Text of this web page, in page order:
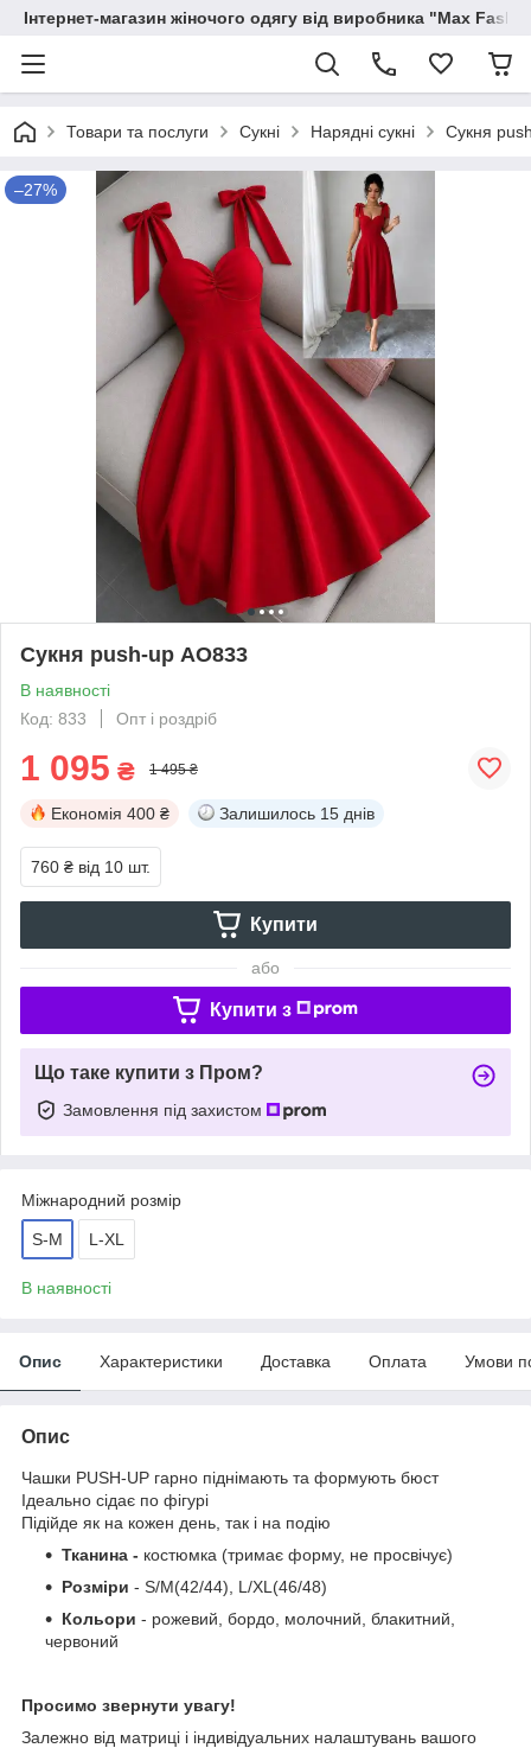
Інтернет-магазин жіночого одягу від виробника "Max
Товари та послуги Сукні Нарядні сукні Сукня
–27%
Сукня push-up АО833
В наявності
Код: 833
Опт і роздріб
1 095 ₴ 1 495 ₴
Економія 400 ₴ Залишилось 15 днів
760 ₴ від 10 шт.
Купити
або
Купити з
Що таке купити з Пром?
Замовлення під захистом
Міжнародний розмір
S-M L-XL
В наявності
Опис Характеристики Доставка Оплата Умови
Опис
Чашки PUSH-UP гарно піднімають та формують бюст
Ідеально сідає по фігурі
Підійде як на кожен день, так і на подію
Тканина - костюмка (тримає форму, не просвічує)
Розміри - S/M(42/44), L/XL(46/48)
Кольори - рожевий, бордо, молочний, блакитний,
червоний
Просимо звернути увагу!
Залежно від матриці і індивідуальних налаштувань вашого